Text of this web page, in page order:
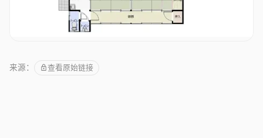
来源： 查看原始链接